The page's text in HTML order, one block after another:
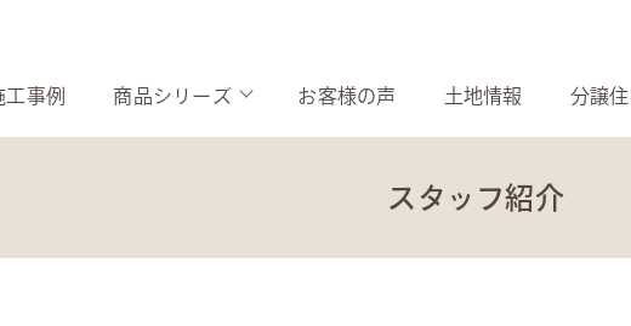
工事例 商品シリーズ お客様の声 土地情報 分譲
スタッフ紹介